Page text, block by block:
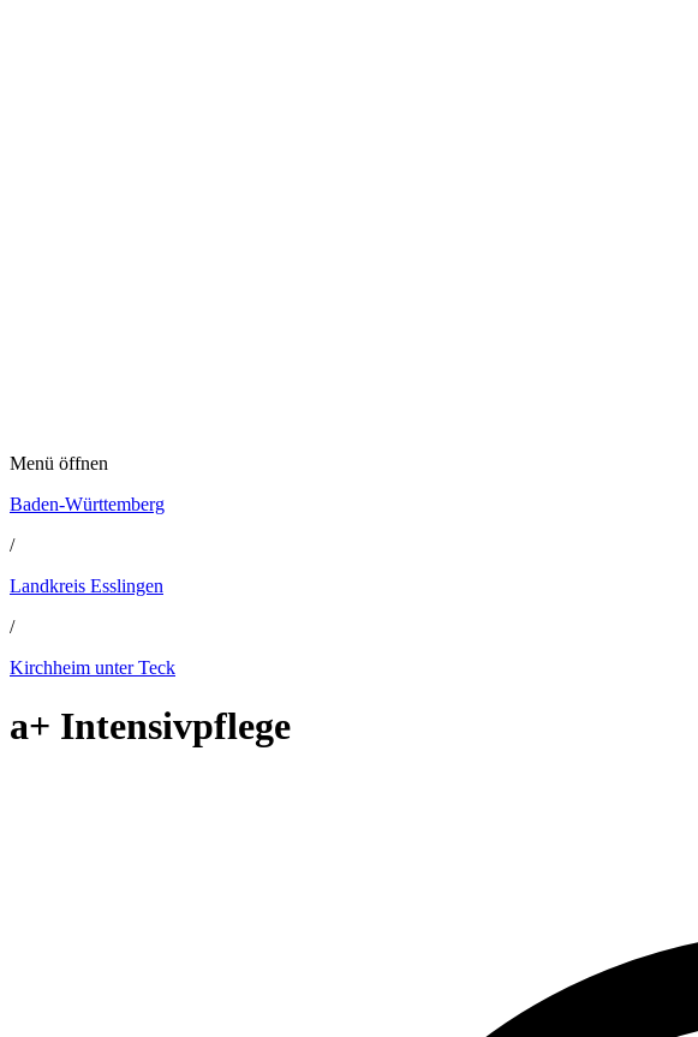
Menü öffnen
Baden-Württemberg
/
Landkreis Esslingen
/
Kirchheim unter Teck
a+ Intensivpflege